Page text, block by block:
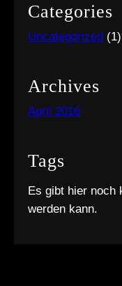
Categories
Uncategorized (1)
Archives
April 2016
Tags
Es gibt hier noch
werden kann.